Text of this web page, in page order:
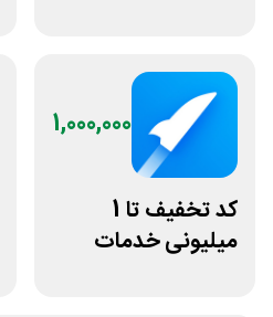
1,000,000
کد تخفیف تا 1
میلیونی خدمات